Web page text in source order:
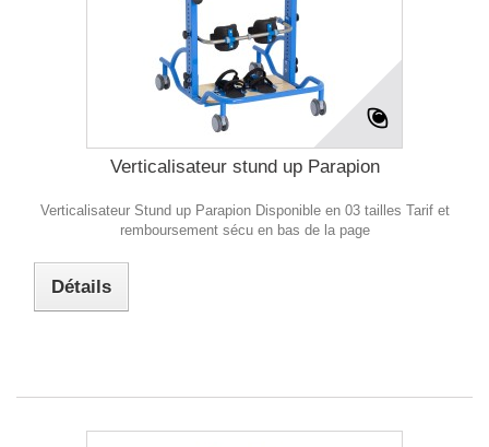
Verticalisateur stund up Parapion
Verticalisateur Stund up Parapion Disponible en 03 tailles Tarif et
remboursement sécu en bas de la page
Détails